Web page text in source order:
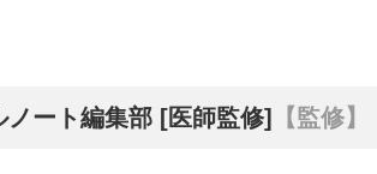
ノート編集部 [医師監修] 【監修】